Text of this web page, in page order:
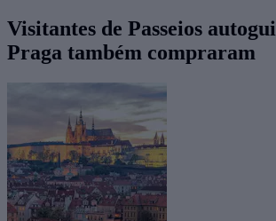
Visitantes de Passeios
Praga também compraram